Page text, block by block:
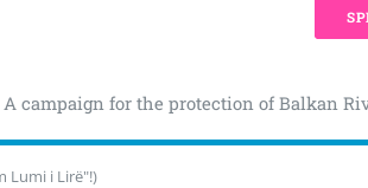
A campaign for the protection of Balkan
Lumi i Lirë"!)